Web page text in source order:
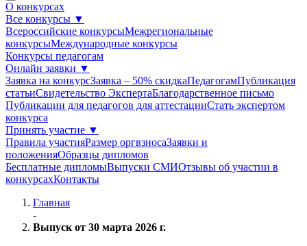
О конкурсах
Все конкурсы ▼
Всероссийские конкурсыМежрегиональные
конкурсыМеждународные конкурсы
Конкурсы педагогам
Онлайн заявки ▼
Заявка на конкурсЗаявка – 50% скидкаПедагогамПубликация
статьиСвидетельство ЭкспертаБлагодарcтвенное письмо
Публикации для педагогов для аттестацииСтать экспертом
конкурса
Принять участие ▼
Правила участияРазмер оргвзносаЗаявки и
положенияОбразцы дипломов
Бесплатные дипломыВыпуски СМИОтзывы об участии в
конкурсахКонтакты
Главная
-
Выпуск от 30 марта 2026 г.